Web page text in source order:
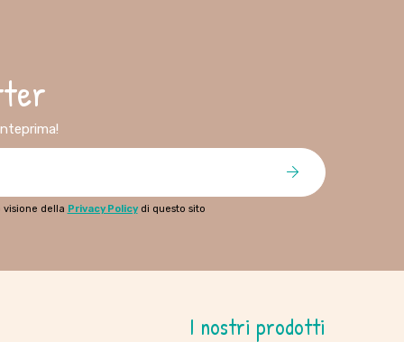
visione della Privacy Policydi questo sito
I nostri prodotti